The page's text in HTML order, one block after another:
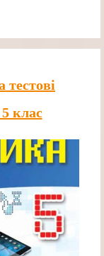
тестові
клас